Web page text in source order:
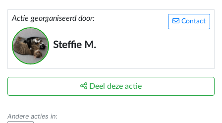
Contact
Actie georganiseerd door:
Steffie M.
Deel deze actie
Andere acties in: